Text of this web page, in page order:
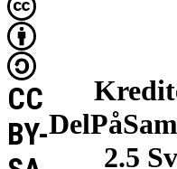
2.5
CC
BY-